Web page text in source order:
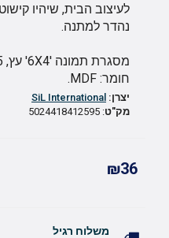
לעיצוב הבית, שיהיו
נהדר למתנה.
מסגרת תמונה '6X4' עץ, 10X15 ס"מ
חומר: MDF.
יצרן: SiL International
מק"ט: 5024418412595
₪36
משלוח רגיל